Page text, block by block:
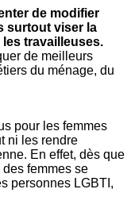
de modifier
surtout viser la
travailleuses.
de meilleurs
du ménage, du
pour les femmes
ni les rendre
En effet, dès que
femmes se
personnes LGBTI,